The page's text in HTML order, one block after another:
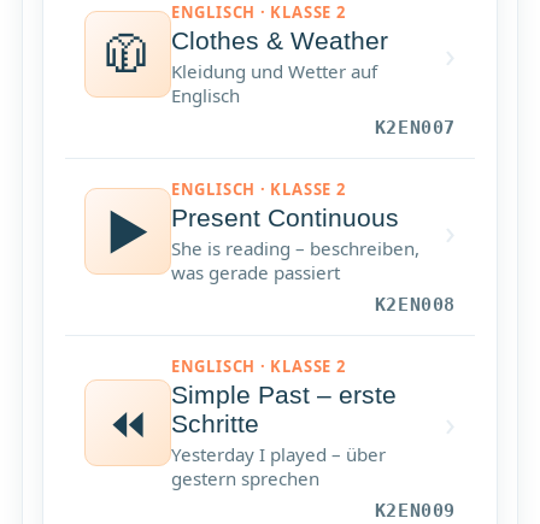
🧥
ENGLISCH · KLASSE 2
Clothes & Weather
Kleidung und Wetter auf
Englisch
K2EN007
›
▶️
ENGLISCH · KLASSE 2
Present Continuous
She is reading – beschreiben,
was gerade passiert
K2EN008
›
⏪
ENGLISCH · KLASSE 2
Simple Past – erste
Schritte
Yesterday I played – über
gestern sprechen
K2EN009
›